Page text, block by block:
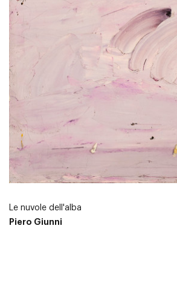
Le nuvole dell'alba
Piero Giunni